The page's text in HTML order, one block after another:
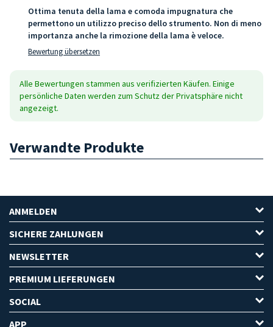
Ottima tenuta della lama e comoda impugnatura che
permettono un utilizzo preciso dello strumento. Non di meno
importanza anche la rimozione della lama è veloce.
Bewertung übersetzen
Alle Bewertungen stammen aus verifizierten Käufen. Einige
persönliche Daten werden zum Schutz der Privatsphäre nicht
angezeigt.
Verwandte Produkte
ANMELDEN
SICHERE ZAHLUNGEN
NEWSLETTER
PREMIUM LIEFERUNGEN
SOCIAL
APP